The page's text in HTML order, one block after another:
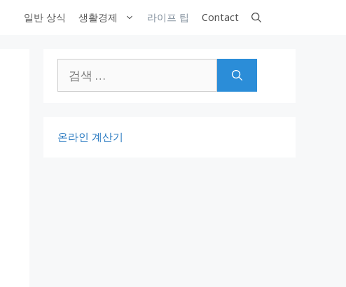
일반 상식 생활경제 라이프 팁 Contact
색:
온라인 계산기